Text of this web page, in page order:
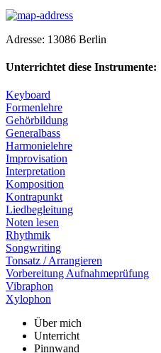
Adresse: 13086 Berlin
Unterrichtet diese Instrumente:
Keyboard
Formenlehre
Gehörbildung
Generalbass
Harmonielehre
Improvisation
Interpretation
Komposition
Kontrapunkt
Liedbegleitung
Noten lesen
Rhythmik
Songwriting
Tonsatz / Arrangieren
Vorbereitung Aufnahmeprüfung
Vibraphon
Xylophon
Über mich
Unterricht
Pinnwand